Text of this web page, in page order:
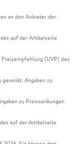
an den Anbieter der
auf der Artikelseite
(UVP) des
Angaben zu
zu Preissenkungen
auf der Artikelseite